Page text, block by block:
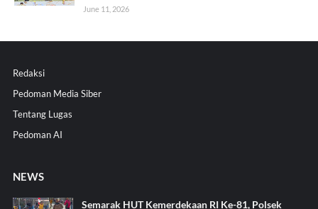
June 11, 2026
Redaksi
Pedoman Media Siber
Tentang Lugas
Pedoman AI
NEWS
Semarak HUT Kemerdekaan RI Ke-81, Polsek